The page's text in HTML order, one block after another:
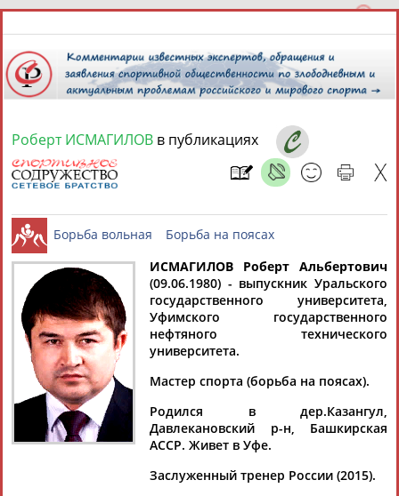
6 августа 2026 года,
СПОРТСМЕНЫ, ТРЕНЕРЫ И СПЕЦИАЛИСТЫ
Найдено: 1персона Расширенный поиск
Роберт
ИСМАГИЛОВ
Ваш запрос: "Роберт ИСМАГИЛОВ"
Роберт ИСМАГИЛОВ в публикациях
Борьба вольная Борьба на поясах
ИСМАГИЛОВ Роберт Альбертович
(09.06.1980) - выпускник Уральского
государственного университета,
Уфимского государственного
нефтяного технического
университета.
Мастер спорта (борьба на поясах).
Родился в дер.Казангул,
Давлекановский р-н, Башкирская
АССР. Живет в Уфе.
Заслуженный тренер России (2015).